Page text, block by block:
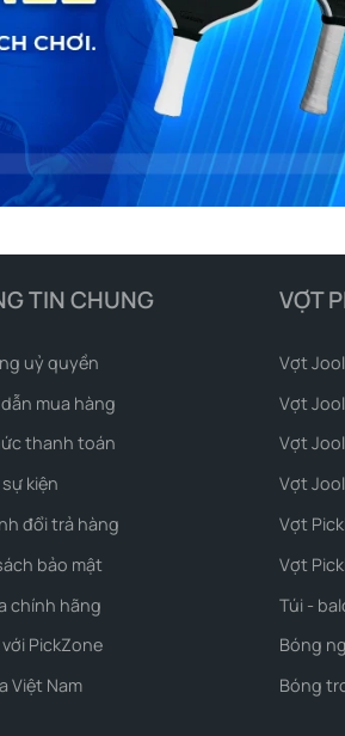
TIN CHUNG
uỷ quyền
mua hàng
thanh toán
kiện
đổi trả hàng
bảo mật
chính hãng
PickZone
Việt Nam
VỢT
Vợt
Vợt
Vợt
Vợt
Vợt
Vợt
Túi -
Bóng
Bóng